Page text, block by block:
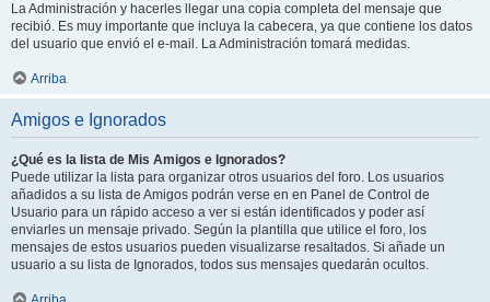
La Administración y hacerles llegar una copia completa del mensaje que
recibió. Es muy importante que incluya la cabecera, ya que contiene los datos
del usuario que envió el e-mail. La Administración tomará medidas.
Arriba
Amigos e Ignorados
¿Qué es la lista de Mis Amigos e Ignorados?
Puede utilizar la lista para organizar otros usuarios del foro. Los usuarios
añadidos a su lista de Amigos podrán verse en en Panel de Control de
Usuario para un rápido acceso a ver si están identificados y poder así
enviarles un mensaje privado. Según la plantilla que utilice el foro, los
mensajes de estos usuarios pueden visualizarse resaltados. Si añade un
usuario a su lista de Ignorados, todos sus mensajes quedarán ocultos.